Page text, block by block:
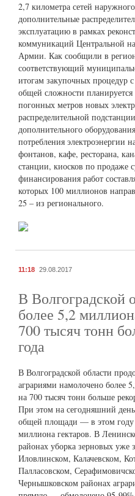
2,7 километра сетей
дополнительные
эксплуатацию в рамках
коммуникаций Центральной
Армии. Как сообщили в
соответствующий
итогам закупочных процедур
общей сложности
погонных метров новых
распределительной
дополнительного
потребления электроэнергии
фонтанов, кафе, ресторана,
станции, киосков по продаже
финансирования работ
которых 100 миллионов
25 – из регионального.
11:18 29.08.2017
В Волгоградской
более 5,2
700 тысяч тонн
года
В Волгоградской области
аграриями намолочено более
на 700 тысяч тонн больше
При этом на сегодняшний
общей площади — в этом году
миллиона гектаров. В
районах уборка зерновых уже
Иловлинском, Калачевском,
Палласовском,
Чернышковском районах